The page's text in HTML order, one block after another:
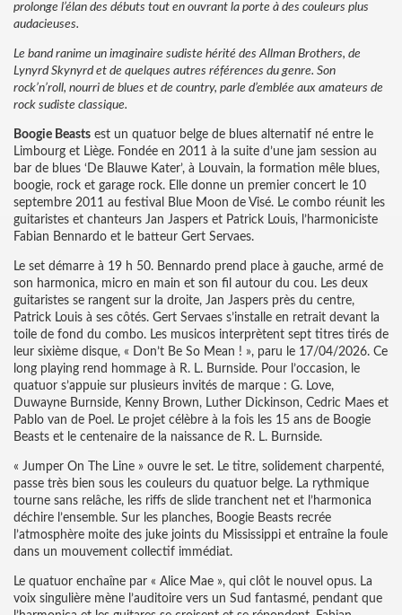
prolonge l’élan des débuts tout en ouvrant la porte à des couleurs plus
audacieuses.
Le band ranime un imaginaire sudiste hérité des Allman Brothers, de
Lynyrd Skynyrd et de quelques autres références du genre. Son
rock’n’roll, nourri de blues et de country, parle d’emblée aux amateurs de
rock sudiste classique.
Boogie Beasts est un quatuor belge de blues alternatif né entre le
Limbourg et Liège. Fondée en 2011 à la suite d’une jam session au
bar de blues ‘De Blauwe Kater’, à Louvain, la formation mêle blues,
boogie, rock et garage rock. Elle donne un premier concert le 10
septembre 2011 au festival Blue Moon de Visé. Le combo réunit les
guitaristes et chanteurs Jan Jaspers et Patrick Louis, l’harmoniciste
Fabian Bennardo et le batteur Gert Servaes.
Le set démarre à 19 h 50. Bennardo prend place à gauche, armé de
son harmonica, micro en main et son fil autour du cou. Les deux
guitaristes se rangent sur la droite, Jan Jaspers près du centre,
Patrick Louis à ses côtés. Gert Servaes s’installe en retrait devant la
toile de fond du combo. Les musicos interprètent sept titres tirés de
leur sixième disque, « Don’t Be So Mean ! », paru le 17/04/2026. Ce
long playing rend hommage à R. L. Burnside. Pour l’occasion, le
quatuor s’appuie sur plusieurs invités de marque : G. Love,
Duwayne Burnside, Kenny Brown, Luther Dickinson, Cedric Maes et
Pablo van de Poel. Le projet célèbre à la fois les 15 ans de Boogie
Beasts et le centenaire de la naissance de R. L. Burnside.
« Jumper On The Line » ouvre le set. Le titre, solidement charpenté,
passe très bien sous les couleurs du quatuor belge. La rythmique
tourne sans relâche, les riffs de slide tranchent net et l’harmonica
déchire l’ensemble. Sur les planches, Boogie Beasts recrée
l’atmosphère moite des juke joints du Mississippi et entraîne la foule
dans un mouvement collectif immédiat.
Le quatuor enchaîne par « Alice Mae », qui clôt le nouvel opus. La
voix singulière mène l’auditoire vers un Sud fantasmé, pendant que